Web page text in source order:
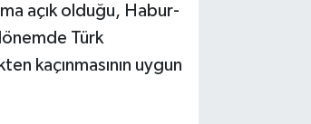
açık olduğu, Habur-
Türk
kaçınmasının uygun